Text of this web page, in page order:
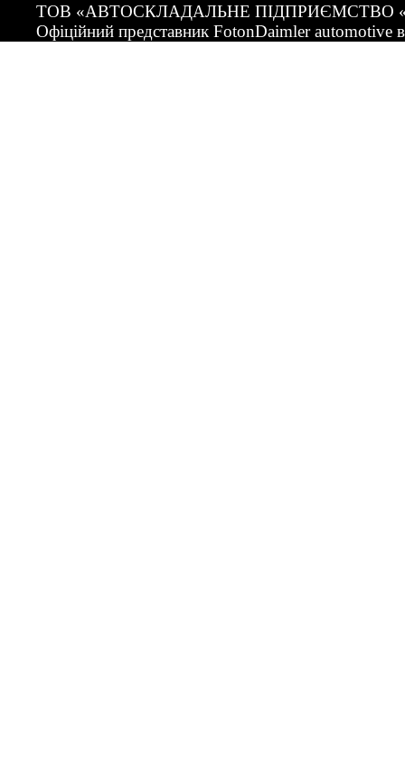
ТОВ «АВТОСКЛАДАЛЬНЕ ПІДПРИЄМСТВО
Офіційний представник FotonDaimler automotive в